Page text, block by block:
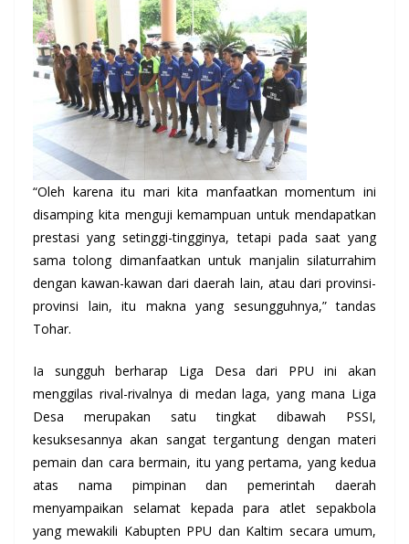
“Oleh karena itu mari kita manfaatkan momentum ini
disamping kita menguji kemampuan untuk mendapatkan
prestasi yang setinggi-tingginya, tetapi pada saat yang
sama tolong dimanfaatkan untuk manjalin silaturrahim
dengan kawan-kawan dari daerah lain, atau dari provinsi-
provinsi lain, itu makna yang sesungguhnya,” tandas
Tohar.
Ia sungguh berharap Liga Desa dari PPU ini akan
menggilas rival-rivalnya di medan laga, yang mana Liga
Desa merupakan satu tingkat dibawah PSSI,
kesuksesannya akan sangat tergantung dengan materi
pemain dan cara bermain, itu yang pertama, yang kedua
atas nama pimpinan dan pemerintah daerah
menyampaikan selamat kepada para atlet sepakbola
yang mewakili Kabupten PPU dan Kaltim secara umum,